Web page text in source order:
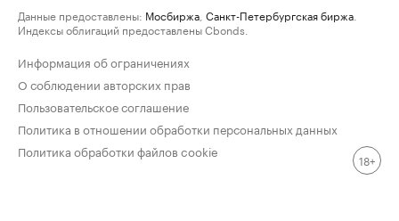
Данные предоставлены: Мосбиржа Санкт-Петербургская биржа
Индексы облигаций предоставлены Cbonds.
Информация об ограничениях
О соблюдении авторских прав
Пользовательское соглашение
Политика в отношении обработки персональных данных
Политика обработки файлов cookie
18+